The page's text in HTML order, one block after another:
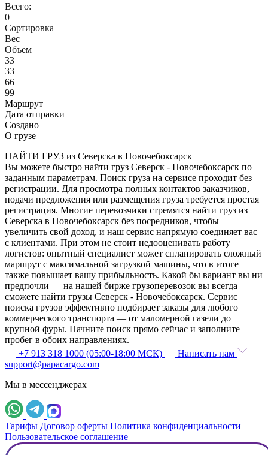
Всего:
0
Сортировка
Вес
Объем
33
33
66
99
Маршрут
Дата отправки
Создано
О грузе
НАЙТИ ГРУЗ из Северска в Новочебоксарск
Вы можете быстро найти груз Северск - Новочебоксарск по
заданным параметрам. Поиск груза на сервисе проходит без
регистрации. Для просмотра полных контактов заказчиков,
подачи предложения или размещения груза требуется простая
регистрация. Многие перевозчики стремятся найти груз из
Северска в Новочебоксарск без посредников, чтобы
увеличить свой доход, и наш сервис напрямую соединяет вас
с клиентами. При этом не стоит недооценивать работу
логистов: опытный специалист может спланировать сложный
маршрут с максимальной загрузкой машины, что в итоге
также повышает вашу прибыльность. Какой бы вариант вы ни
предпочли — на нашей бирже грузоперевозок вы всегда
сможете найти грузы Северск - Новочебоксарск. Сервис
поиска грузов эффективно подбирает заказы для любого
коммерческого транспорта — от маломерной газели до
крупной фуры. Начните поиск прямо сейчас и заполните
пробег в обоих направлениях.
+7 913 318 1000 (05:00-18:00 МСК)
Написать нам
support@papacargo.com
Мы в мессенджерах
Тарифы Договор оферты Политика конфиденциальности
Пользовательское соглашение